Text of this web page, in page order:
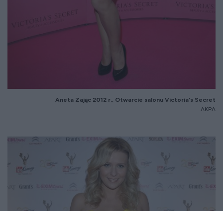
Aneta Zając 2012 r., Otwarcie salonu Victoria's Secret
AKPA